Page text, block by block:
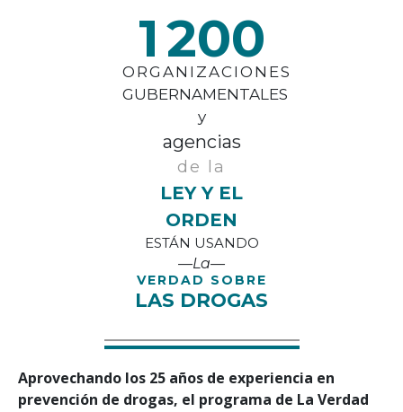
1 200
ORGANIZACIONES
GUBERNAMENTALES
y
agencias
de la
LEY Y EL
ORDEN
ESTÁN USANDO
—La—
VERDAD SOBRE
LAS DROGAS
Aprovechando los 25 años de experiencia en
prevención de drogas, el programa de La Verdad